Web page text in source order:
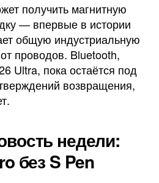
получить магнитную
— впервые в истории
общую индустриальную
проводов. Bluetooth,
Ultra, пока остаётся под
возвращения,
недели:
без S Pen